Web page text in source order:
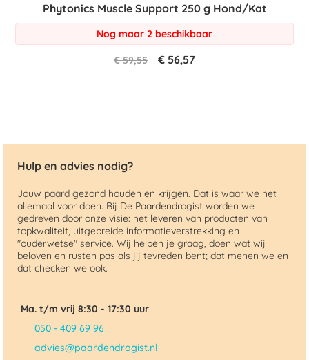
Phytonics Muscle Support 250 g Hond/Kat
Nog maar 2 beschikbaar
€ 59,55 € 56,57
Hulp en advies nodig?
Jouw paard gezond houden en krijgen. Dat is waar we het
allemaal voor doen. Bij De Paardendrogist worden we
gedreven door onze visie: het leveren van producten van
topkwaliteit, uitgebreide informatieverstrekking en
"ouderwetse" service. Wij helpen je graag, doen wat wij
beloven en rusten pas als jij tevreden bent; dat menen we en
dat checken we ook.
Ma. t/m vrij 8:30 - 17:30 uur
050 - 409 69 96
advies@paardendrogist.nl